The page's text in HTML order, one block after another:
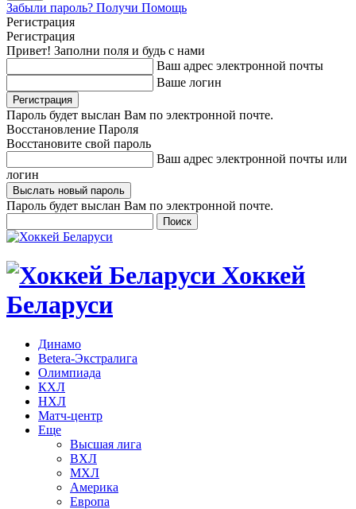
Забыли пароль? Получи Помощь
Регистрация
Регистрация
Привет! Заполни поля и будь с нами
Ваш адрес электронной почты
Ваше логин
Пароль будет выслан Вам по электронной почте.
Восстановление Пароля
Восстановите свой пароль
Ваш адрес электронной почты или
логин
Пароль будет выслан Вам по электронной почте.
Хоккей
Беларуси
Динамо
Betera-Экстралига
Олимпиада
КХЛ
НХЛ
Матч-центр
Еще
Высшая лига
ВХЛ
МХЛ
Америка
Европа